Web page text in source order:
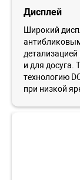
Дисплей
Широкий
и для досуга.
технологию
при низкой